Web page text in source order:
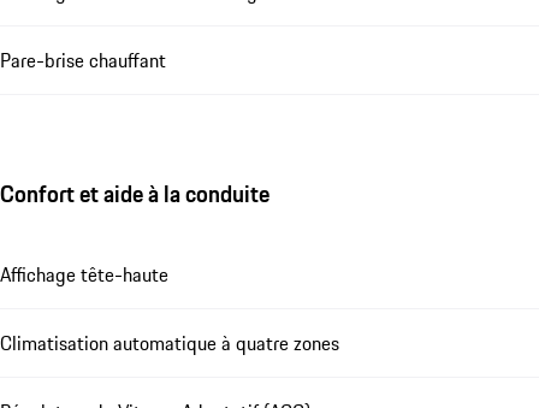
Pare-brise chauffant
Confort et aide à la conduite
Affichage tête-haute
Climatisation automatique à quatre zones